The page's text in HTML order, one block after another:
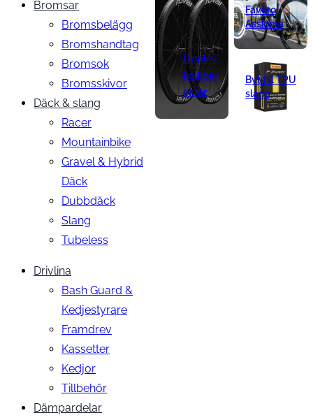
Bromsar
Bromsbelägg
Bromshandtag
Bromsok
Bromsskivor
Däck & slang
Racer
Mountainbike
Gravel & Hybrid
Däck
Dubbdäck
Slang
Tubeless
Drivlina
Bash Guard &
Kedjestyrare
Framdrev
Kassetter
Kedjor
Tillbehör
Dämpardelar
Upplev
kolfiber
ekrar
Favero
Assioma
Byt till TPU
slang